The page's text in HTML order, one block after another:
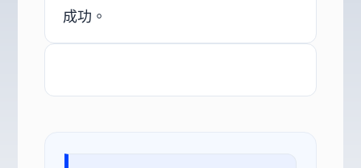
成功。